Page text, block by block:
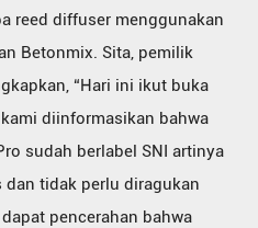
reed diffuser menggunakan
Betonmix. Sita, pemilik
“Hari ini ikut buka
diinformasikan bahwa
sudah berlabel SNI artinya
tidak perlu diragukan
pencerahan bahwa